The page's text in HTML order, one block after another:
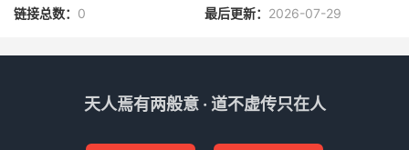
链接总数： 0 最后更新： 2026-07-29
天人焉有两般意 · 道不虚传只在人